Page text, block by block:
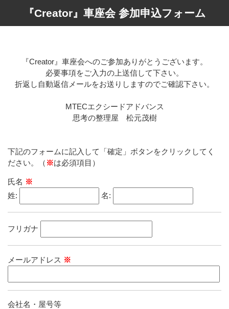
『Creator』車座会 参加申込フォーム
『Creator』車座会へのご参加ありがとうございます。
必要事項をご入力の上送信して下さい。
折返し自動返信メールをお送りしますのでご確認下さい。
MTECエクシードアドバンス
思考の整理屋 松元茂樹
下記のフォームに記入して「確定」ボタンをクリックしてく
ださい。（ ※は必須項目）
氏名 ※
姓:
名:
フリガナ
メールアドレス ※
会社名・屋号等